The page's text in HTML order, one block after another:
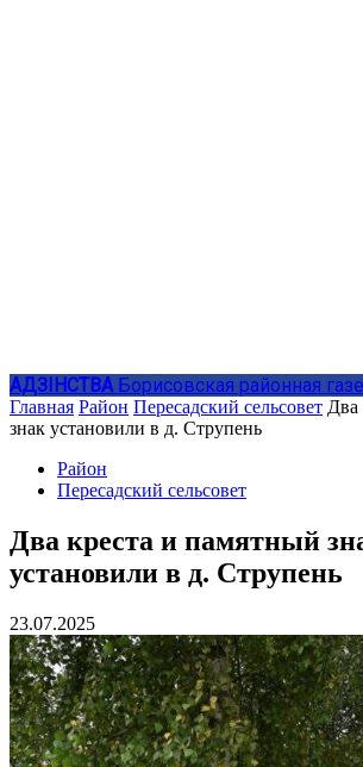
АДЗIНСТВА Борисовская районная
Главная Район Пересадский сельсовет Два
знак установили в д. Струпень
Район
Пересадский сельсовет
Два креста и памятный
установили в д. Струпень
23.07.2025